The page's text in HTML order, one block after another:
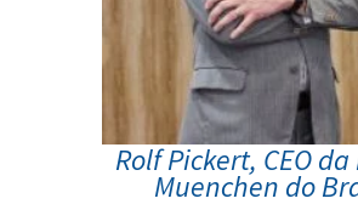
Rolf Pickert, CEO da
Muenchen do